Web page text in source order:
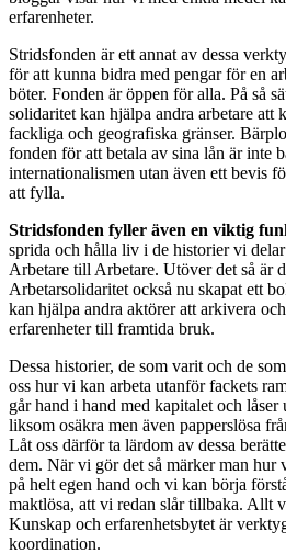
erfarenheter.
Stridsfonden är ett annat av dessa
för att kunna bidra med pengar för en
böter. Fonden är öppen för alla. På så
solidaritet kan hjälpa andra arbetare att
fackliga och geografiska gränser.
fonden för att betala av sina lån är inte
internationalismen utan även ett bevis
att fylla.
Stridsfonden fyller även en viktig
sprida och hålla liv i de historier vi
Arbetare till Arbetare. Utöver det så är
Arbetarsolidaritet också nu skapat ett
kan hjälpa andra aktörer att arkivera
erfarenheter till framtida bruk.
Dessa historier, de som varit och de
oss hur vi kan arbeta utanför fackets
går hand i hand med kapitalet och låser
liksom osäkra men även papperslösa
Låt oss därför ta lärdom av dessa
dem. När vi gör det så märker man hur
på helt egen hand och vi kan börja
maktlösa, att vi redan slår tillbaka. Allt
Kunskap och erfarenhetsbytet är
koordination.